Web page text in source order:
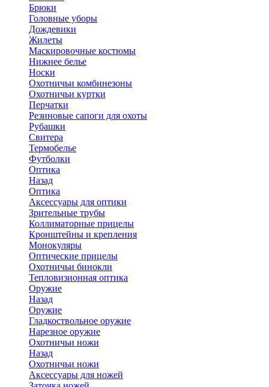
Брюки
Головные уборы
Дождевики
Жилеты
Маскировочные костюмы
Нижнее белье
Носки
Охотничьи комбинезоны
Охотничьи куртки
Перчатки
Резиновые сапоги для охоты
Рубашки
Свитера
Термобелье
Футболки
Оптика
Назад
Оптика
Аксессуары для оптики
Зрительные трубы
Коллиматорные прицелы
Кронштейны и крепления
Монокуляры
Оптические прицелы
Охотничьи бинокли
Тепловизионная оптика
Оружие
Назад
Оружие
Гладкоствольное оружие
Нарезное оружие
Охотничьи ножи
Назад
Охотничьи ножи
Аксессуары для ножей